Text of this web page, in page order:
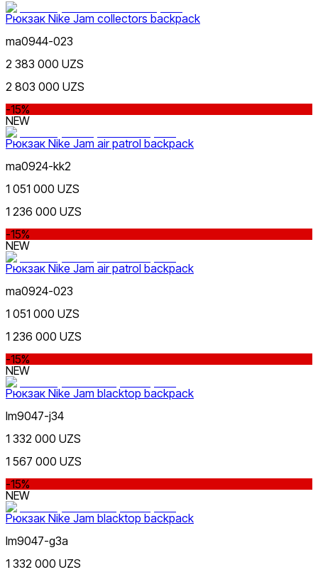
Фиолетовый
Черный
Белый
Nike Tashkent Amir Temur
Nike Tashkent City Mall
Только онлайн (доставка)
Рюкзак Nike Jam collectors backpack
ma0944-023
2 383 000 UZS
2 803 000 UZS
-15%
NEW
Рюкзак Nike Jam air patrol backpack
ma0924-kk2
1 051 000 UZS
1 236 000 UZS
-15%
NEW
Рюкзак Nike Jam air patrol backpack
ma0924-023
1 051 000 UZS
1 236 000 UZS
-15%
NEW
Рюкзак Nike Jam blacktop backpack
lm9047-j34
1 332 000 UZS
1 567 000 UZS
-15%
NEW
Рюкзак Nike Jam blacktop backpack
lm9047-g3a
1 332 000 UZS